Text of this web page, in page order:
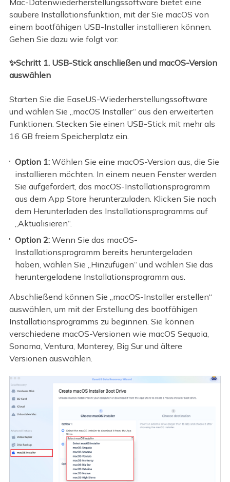
saubere Installationsfunktion, mit der Sie macOS von
einem bootfähigen USB-Installer installieren können.
Gehen Sie dazu wie folgt vor:
✨Schritt 1. USB-Stick anschließen und macOS-Version
auswählen
Starten Sie die EaseUS-Wiederherstellungssoftware
und wählen Sie „macOS Installer“ aus den erweiterten
Funktionen. Stecken Sie einen USB-Stick mit mehr als
16 GB freiem Speicherplatz ein.
Option 1: Wählen Sie eine macOS-Version aus, die Sie
installieren möchten. In einem neuen Fenster werden
Sie aufgefordert, das macOS-Installationsprogramm
aus dem App Store herunterzuladen. Klicken Sie nach
dem Herunterladen des Installationsprogramms auf
„Aktualisieren“.
Option 2: Wenn Sie das macOS-
Installationsprogramm bereits heruntergeladen
haben, wählen Sie „Hinzufügen“ und wählen Sie das
heruntergeladene Installationsprogramm aus.
Abschließend können Sie „macOS-Installer erstellen“
auswählen, um mit der Erstellung des bootfähigen
Installationsprogramms zu beginnen. Sie können
verschiedene macOS-Versionen wie macOS Sequoia,
Sonoma, Ventura, Monterey, Big Sur und ältere
Versionen auswählen.